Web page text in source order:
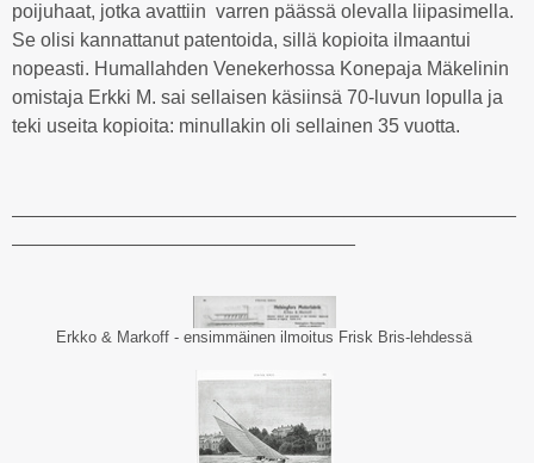
poijuhaat, jotka avattiin varren päässä olevalla liipasimella.
Se olisi kannattanut patentoida, sillä kopioita ilmaantui
nopeasti. Humallahden Venekerhossa Konepaja Mäkelinin
omistaja Erkki M. sai sellaisen käsiinsä 70-luvun lopulla ja
teki useita kopioita: minullakin oli sellainen 35 vuotta.
Erkko & Markoff - ensimmäinen ilmoitus Frisk Bris-lehdessä